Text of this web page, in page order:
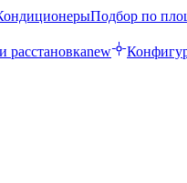
Подбор по
расстановкаnew